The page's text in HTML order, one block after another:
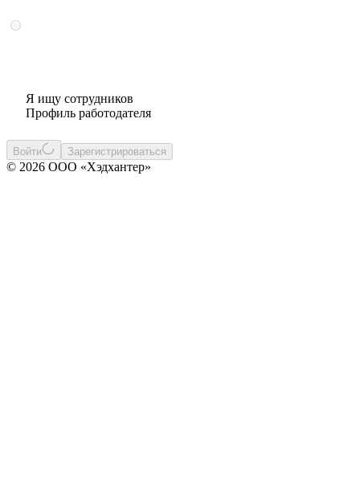
Я ищу сотрудников
Профиль работодателя
Войти Зарегистрироваться
© 2026 ООО «Хэдхантер»